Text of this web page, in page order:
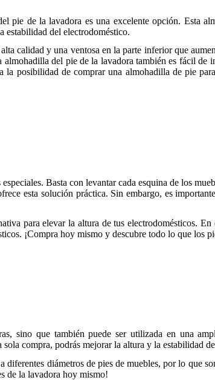
pie de la lavadora es una excelente opción. Esta
estabilidad del electrodoméstico.
calidad y una ventosa en la parte inferior que
del pie de la lavadora también es fácil de
posibilidad de comprar una almohadilla de pie
Basta con levantar cada esquina de los
esta solución práctica. Sin embargo, es
para elevar la altura de tus electrodomésticos.
¡Compra hoy mismo y descubre todo lo que los
sino que también puede ser utilizada en una
compra, podrás mejorar la altura y la estabilidad
diferentes diámetros de pies de muebles, por lo que
de la lavadora hoy mismo!